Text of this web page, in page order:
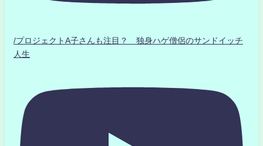
/プロジェクトA子さんも注目？ 独身ハゲ僧侶のサンドイッチ
人生